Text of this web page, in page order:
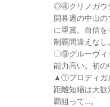
◎④クリノ
開幕週の中山
に重賞。自信
制覇間違えなし。
〇⑨グル
能力高い。初の
▲①プロ
距離短縮は大
覇狙って…。